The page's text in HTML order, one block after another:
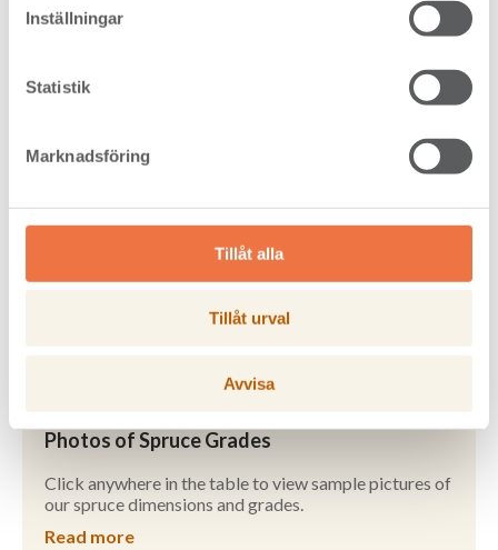
Inställningar
Statistik
Marknadsföring
Tillåt alla
Tillåt urval
Avvisa
our Pine dimensions and grades.
Photos of Spruce Grades
Click anywhere in the table to view sample pictures of
our spruce dimensions and grades.
Read more